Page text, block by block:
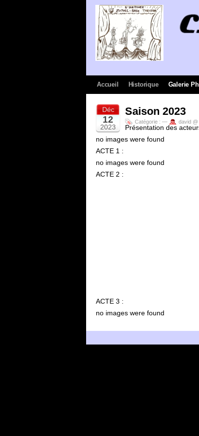
Accueil Historique Galerie
Déc
12
2023
Saison 2023
Catégorie : — david
Présentation des
no images were found
ACTE 1 :
no images were found
ACTE 2 :
ACTE 3 :
no images were found